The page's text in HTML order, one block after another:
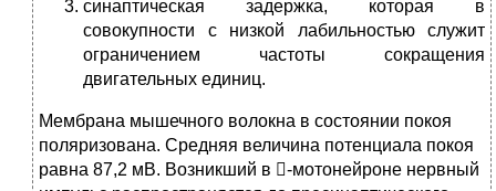
синаптическая задержка, которая в
совокупности с низкой лабильностью служит
ограничением частоты сокращения
двигательных единиц.
Мембрана мышечного волокна в состоянии покоя
поляризована. Средняя величина потенциала покоя
равна 87,2 мВ. Возникший в -мотонейроне нервный